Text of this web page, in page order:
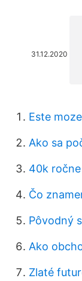
31.12.2020
Este
Ako sa
40k
Čo
Pôvodný
Ako
Zlaté